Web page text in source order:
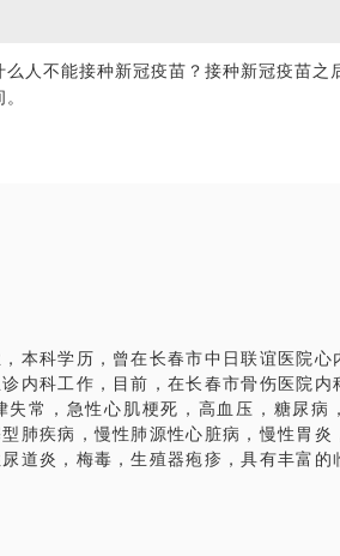
人不能接种新冠疫苗？接种新冠疫苗之
本科学历，曾在长春市中日联谊医院心
内科工作，目前，在长春市骨伤医院内
常，急性心肌梗死，高血压，糖尿病
肺疾病，慢性肺源性心脏病，慢性胃炎
道炎，梅毒，生殖器疱疹，具有丰富的